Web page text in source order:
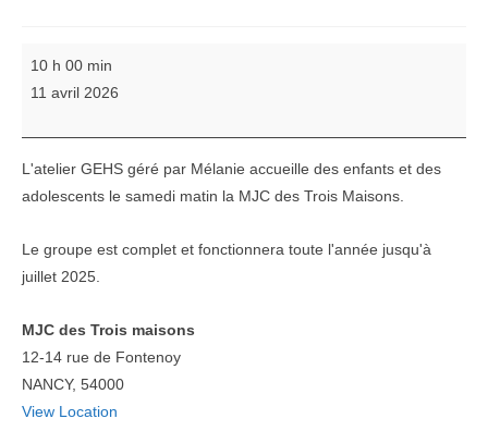
10 h 00 min
11 avril 2026
L'atelier GEHS géré par Mélanie accueille des enfants et des
adolescents le samedi matin la MJC des Trois Maisons.
Le groupe est complet et fonctionnera toute l'année jusqu'à
juillet 2025.
MJC des Trois maisons
12-14 rue de Fontenoy
NANCY, 54000
View Location